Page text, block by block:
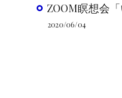
ZOOM瞑想会
2020/06/04